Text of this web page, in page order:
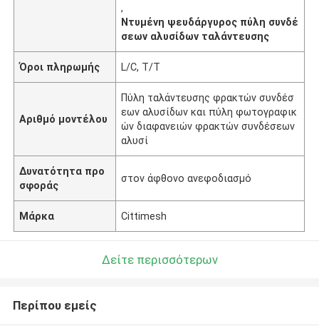
,
Ντυμένη ψευδάργυρος πύλη συνδέ
σεων αλυσίδων ταλάντευσης
Όροι πληρωμής L/C, T/T
Αριθμό μοντέλου
Πύλη ταλάντευσης φρακτών συνδέσ
εων αλυσίδων και πύλη φωτογραφικ
ών διαφανειών φρακτών συνδέσεων
αλυσί
Δυνατότητα προ
σφοράς
στον άφθονο ανεφοδιασμό
Μάρκα Cittimesh
Δείτε περισσότερων
Περίπου εμείς